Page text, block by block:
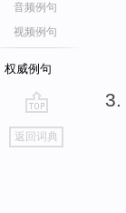
音频例句
视频例句
权威例句
go
top
返回词典